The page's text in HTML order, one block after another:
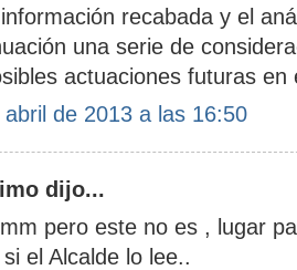
recabada y el
una serie de
actuaciones futuras en
abril de 2013 a las 16:50
dijo...
pero este no es , lugar
el Alcalde lo lee..